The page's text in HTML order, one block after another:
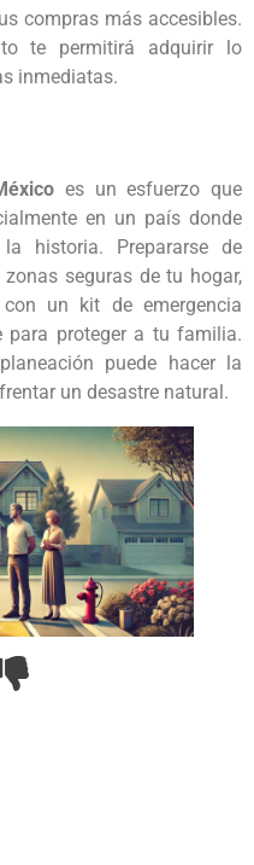
compras más accesibles.
te permitirá adquirir lo
inmediatas.
es un esfuerzo que
en un país donde
historia. Prepararse de
seguras de tu hogar,
un kit de emergencia
para proteger a tu familia.
puede hacer la
un desastre natural.